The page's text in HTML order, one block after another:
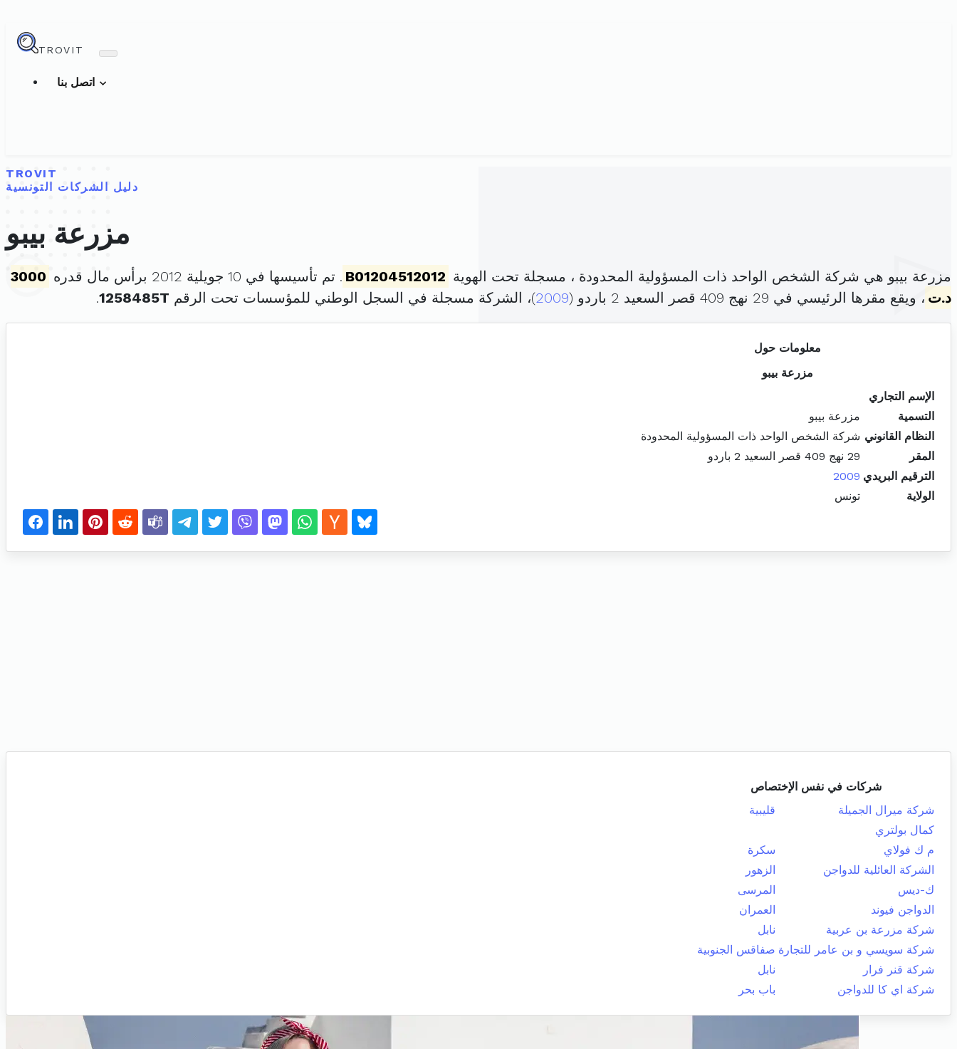
TROVIT
TROVIT
دليل الشركات التونسية
مزرعة بيبو
مزرعة بيبو هي شركة الشخص الواحد ذات المسؤولية المحدودة ، مسجلة تحت الهوية B01204512012 . تم تأسيسها في 10 جويلية 2012 برأس مال قدره
3000
د.ت ، ويقع مقرها الرئيسي في 29 نهج 409 قصر السعيد 2 باردو ( 2009)، الشركة مسجلة في السجل الوطني للمؤسسات تحت الرقم 1258485T
.
معلومات حول
مزرعة بيبو
الإسم التجاري
التسمية
مزرعة بيبو
النظام القانوني شركة الشخص الواحد ذات المسؤولية المحدودة
المقر
29 نهج 409 قصر السعيد 2 باردو
الترقيم البريدي 2009
الولاية
تونس
شركات في نفس الإختصاص
شركة ميرال الجميلة
قليبية
كمال بولتري
م ك فولاي
سكرة
الشركة العائلية للدواجن
الزهور
ك-ديس
المرسى
الدواجن فيوند
العمران
شركة مزرعة بن عربية
نابل
شركة سويسي و بن عامر للتجارة صفاقس الجنوبية
شركة قنر فرار
نابل
شركة اي كا للدواجن
باب بحر